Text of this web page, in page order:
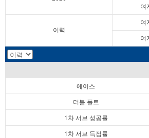
여
이력
여
여
에이스
더블 폴트
1차 서브 성공률
1차 서브 득점률